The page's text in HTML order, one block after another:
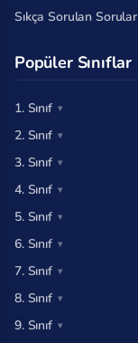
Sıkça Sorulan Sorular
Popüler Sınıflar
1. Sınıf
2. Sınıf
3. Sınıf
4. Sınıf
5. Sınıf
6. Sınıf
7. Sınıf
8. Sınıf
9. Sınıf